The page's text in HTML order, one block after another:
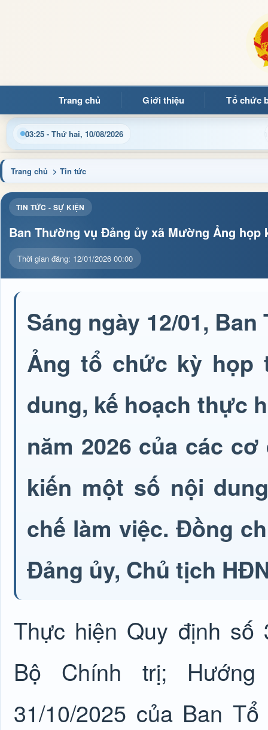
Trang chủ Giới thiệu Tổ chức
03:25 - Thứ hai, 10/08/2026
điều hành, thủ tục hành chính và tin tức địa phương nhanh
Trang chủ > Tin tức
TIN TỨC - SỰ KIỆN
Ban Thường vụ Đảng ủy xã Mường Ảng họp
Thời gian đăng: 12/01/2026 00:00
Sáng ngày 12/01,
Ảng tổ chức kỳ họp
dung, kế hoạch thực
năm 2026 của các
kiến một số nội
chế làm việc. Đồng
Đảng ủy, Chủ tịch
Thực hiện Quy định số
Bộ Chính trị; Hướng
31/10/2025 của Ban